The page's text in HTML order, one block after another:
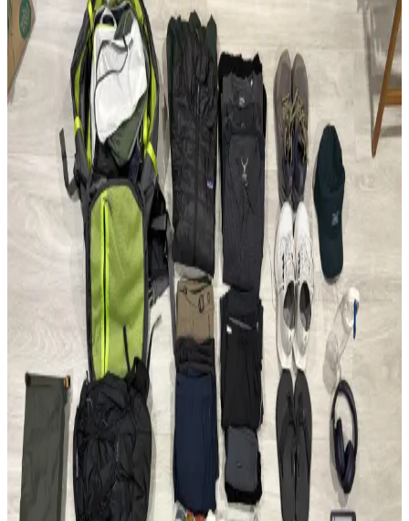
Vintage REI sırt çantasının modifikasyonları, hafiflik ve
fonksiyonelliği artırarak günlük kullanım ve seyahat için optimize
edilmiştir. Teknik müdahaleler ergonomi ve dayanıklılığı
güçlendirmektedir.
Çoklu Sırt Çantası Koleksiyonu ve Onebag Seyahat
Konseptinde Kullanım İncelemesi
Çeşitli sırt çantalarının kullanım alanları, özellikleri ve onebag
seyahat konseptindeki rolleri incelenerek, ideal çanta seçimi ve
fonksiyonellik dengesi üzerine kapsamlı bilgiler sunulmaktadır.
Fjällräven Kånken 16L ile 15 Günlük Yaz
Seyahatinde Hafif ve Verimli Paketleme
Fjällräven Kånken 16L sırt çantasıyla 15 günlük yaz seyahati için
hafif ve düzenli paketleme yöntemleri, ergonomik özellikler ve
seyahat deneyimleri detaylandırılıyor.
22.5L ve Kişisel Eşya ile Seyahat veya Tek 30L Sırt
Çantası Tercihi: Hava Yolu Kısıtlamaları ve Konfor
Seyahatlerde 22.5L sırt çantası ve kişisel eşya kombinasyonu ile tek
28-30L sırt çantası arasındaki avantajlar, hava yolu kısıtlamaları ve
taşıma konforu açısından karşılaştırılıyor.
Evergoods CPL16 Sırt Çantası: Minimal Tasarım ve
Fonksiyonellik Üzerine 6 Aylık Değerlendirme